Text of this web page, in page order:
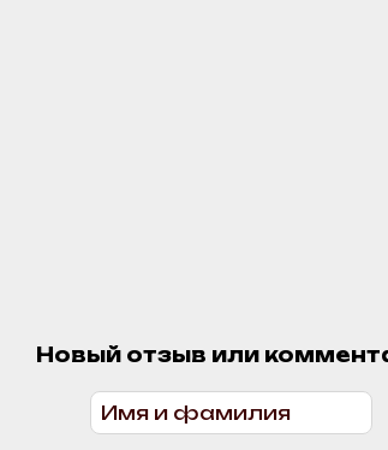
Новый отзыв или